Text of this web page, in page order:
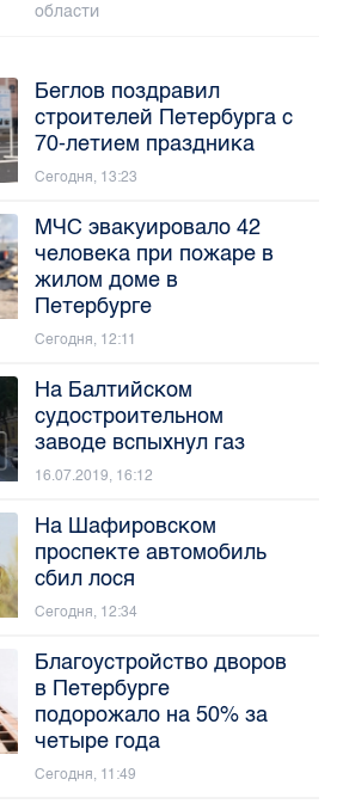
области
Беглов поздравил
строителей Петербурга с
70-летием праздника
Сегодня, 13:23
МЧС эвакуировало 42
человека при пожаре в
жилом доме в
Петербурге
Сегодня, 12:11
На Балтийском
судостроительном
заводе вспыхнул газ
16.07.2019, 16:12
На Шафировском
проспекте автомобиль
сбил лося
Сегодня, 12:34
Благоустройство дворов
в Петербурге
подорожало на 50% за
четыре года
Сегодня, 11:49